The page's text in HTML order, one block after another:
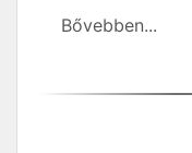
Bővebben...